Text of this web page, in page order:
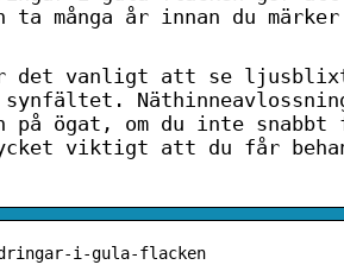
ta många år innan du märker
det vanligt att se
ögat, om du inte snabbt
viktigt att du får
i-gula-flacken